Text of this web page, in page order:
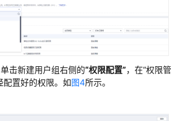
击新建用户组右侧的“权限配置”，在“权限管
配置好的权限。如图4所示。